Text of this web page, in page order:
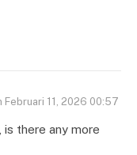
Februari 11, 2026 00:57
is there any more